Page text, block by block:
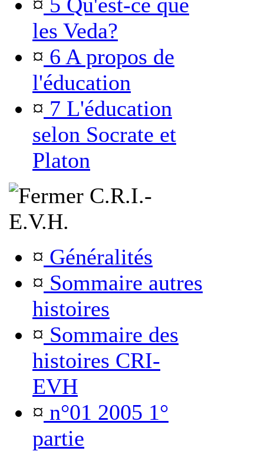
les Veda?
¤ 6 A propos de
l'éducation
¤ 7 L'éducation
selon Socrate et
Platon
C.R.I.-
E.V.H.
¤ Généralités
¤ Sommaire autres
histoires
¤ Sommaire des
histoires CRI-
EVH
¤ n°01 2005 1°
partie